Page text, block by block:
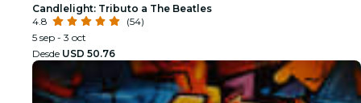
Candlelight: Tributo a The Beatles
4.8
(54)
5 sep - 3 oct
Desde USD 50.76